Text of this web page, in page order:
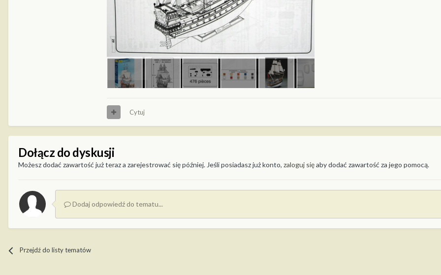
Cytuj
Dołącz do dyskusji
Możesz dodać zawartość już teraz a zarejestrować się później. Jeśli posiadasz już konto, zaloguj sięaby dodać zawartość za jego pomocą.
Dodaj odpowiedź do tematu...
Przejdź do listy tematów